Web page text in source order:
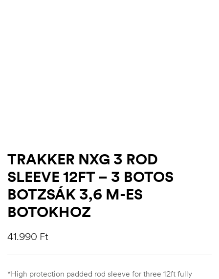
TRAKKER NXG 3 ROD
SLEEVE 12FT – 3 BOTOS
BOTZSÁK 3,6 M-ES
BOTOKHOZ
41.990 Ft
*High protection padded rod sleeve for three 12ft fully